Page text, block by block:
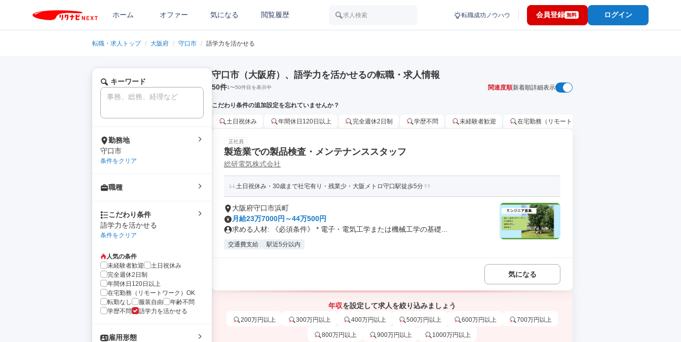
ホーム オファー 気になる 閲覧履歴 求人検索 転職成功ノウハウ 会員登録 無料 ログイン
転職・求人トップ / 大阪府 / 守口市 / 語学力を活かせる
キーワード
勤務地
守口市
条件をクリア
職種
こだわり条件
語学力を活かせる
条件をクリア
人気の条件
未経験者歓迎
土日祝休み
完全週休2日制
年間休日120日以上
在宅勤務（リモートワーク）OK
転勤なし
服装自由
年齢不問
学歴不問
語学力を活かせる
雇用形態
守口市（大阪府）、語学力を活かせるの転職・求人情報
50件1〜50件目を表示中 関連度順新着順詳細表示
こだわり条件の追加設定を忘れていませんか？
土日祝休み 年間休日120日以上 完全週休2日制 学歴不問 未経験者歓迎 在宅勤務（リモートワーク）OK
正社員
製造業での製品検査・メンテナンススタッフ
総研電気株式会社
土日祝休み・30歳まで社宅有り・残業少・大阪メトロ守口駅徒歩5分
大阪府守口市浜町
月給23万7000円～44万500円
求める人材: 《必須条件》 * 電子・電気工学または機械工学の基礎...
交通費支給 駅近5分以内
気になる
年収を設定して求人を絞り込みましょう
200万円以上 300万円以上 400万円以上 500万円以上 600万円以上 700万円以上
800万円以上 900万円以上 1000万円以上